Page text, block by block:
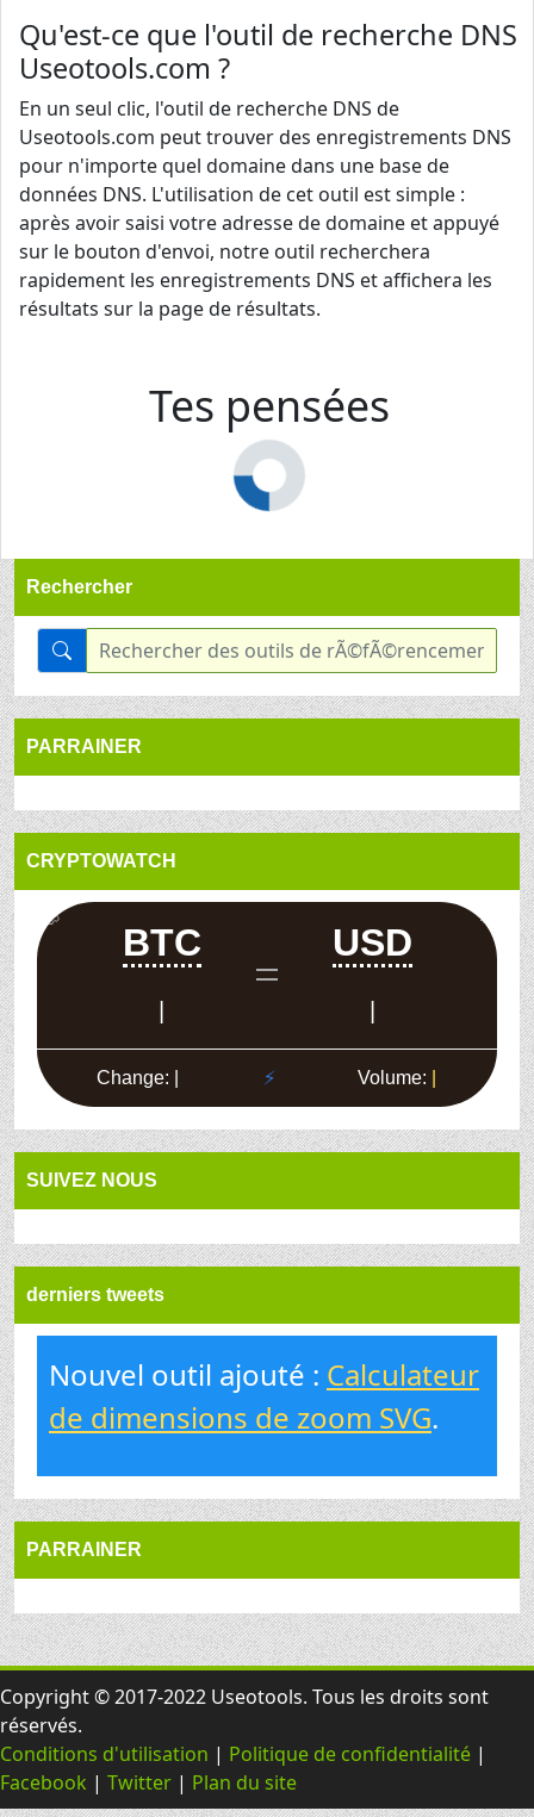
Qu'est-ce que l'outil de recherche DNS
Useotools.com ?
En un seul clic, l'outil de recherche DNS de
Useotools.com peut trouver des enregistrements DNS
pour n'importe quel domaine dans une base de
données DNS. L'utilisation de cet outil est simple :
après avoir saisi votre adresse de domaine et appuyé
sur le bouton d'envoi, notre outil recherchera
rapidement les enregistrements DNS et affichera les
résultats sur la page de résultats.
Tes pensées
Rechercher
PARRAINER
CRYPTOWATCH
SUIVEZ NOUS
derniers tweets
Nouvel outil ajouté : Calculateur
de dimensions de zoom SVG.
PARRAINER
Copyright © 2017-2022 Useotools. Tous les droits sont
réservés.
Conditions d'utilisation | Politique de confidentialité |
Facebook | Twitter | Plan du site